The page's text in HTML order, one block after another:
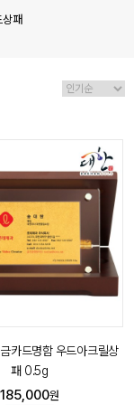
패
카드명함 우드아크릴상
패 0.5g
185,000원